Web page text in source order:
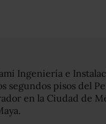
Ingeniería e
segundos pisos del
en la Ciudad de